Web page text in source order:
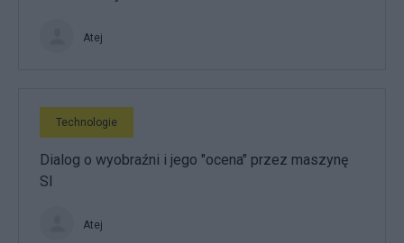
Atej
Technologie
Dialog o wyobraźni i jego "ocena" przez maszynę
SI
Atej